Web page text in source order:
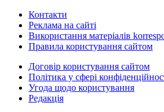
Контакти
Реклама на сайті
Використання матеріалів
Правила користування сайтом
Договір користування сайтом
Політика у сфері
Угода щодо користування
Редакція